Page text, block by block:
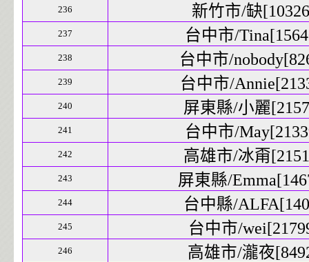
236 新竹市/缺
237 台中市/
238 台中市/
239 台中市/
240 屏東縣/小麗
241 台中市/
242 高雄市/冰甭
243 屏東縣/
244 台中縣/
245 台中市/
246 高雄市/瀧夜